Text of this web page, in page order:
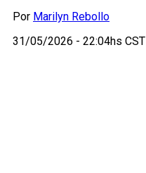
Por Marilyn Rebollo
31/05/2026 - 22:04hs CST